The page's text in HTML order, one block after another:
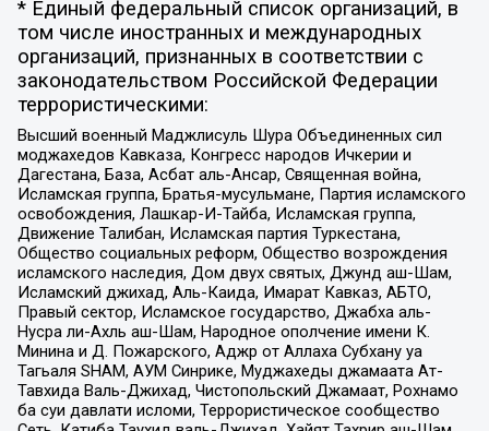
* Единый федеральный список организаций, в
том числе иностранных и международных
организаций, признанных в соответствии с
законодательством Российской Федерации
террористическими:
Высший военный Маджлисуль Шура Объединенных сил
моджахедов Кавказа, Конгресс народов Ичкерии и
Дагестана, База, Асбат аль-Ансар, Священная война,
Исламская группа, Братья-мусульмане, Партия исламского
освобождения, Лашкар-И-Тайба, Исламская группа,
Движение Талибан, Исламская партия Туркестана,
Общество социальных реформ, Общество возрождения
исламского наследия, Дом двух святых, Джунд аш-Шам,
Исламский джихад, Аль-Каида, Имарат Кавказ, АБТО,
Правый сектор, Исламское государство, Джабха аль-
Нусра ли-Ахль аш-Шам, Народное ополчение имени К.
Минина и Д. Пожарского, Аджр от Аллаха Субхану уа
Тагьаля SHAM, АУМ Синрике, Муджахеды джамаата Ат-
Тавхида Валь-Джихад, Чистопольский Джамаат, Рохнамо
ба суи давлати исломи, Террористическое сообщество